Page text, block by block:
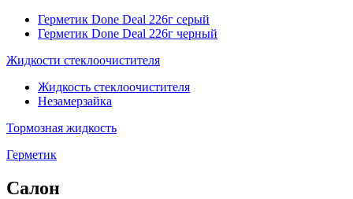
Герметик Done Deal 226г серый
Герметик Done Deal 226г черный
Жидкости стеклоочистителя
Жидкость стеклоочистителя
Незамерзайка
Тормозная жидкость
Герметик
Салон